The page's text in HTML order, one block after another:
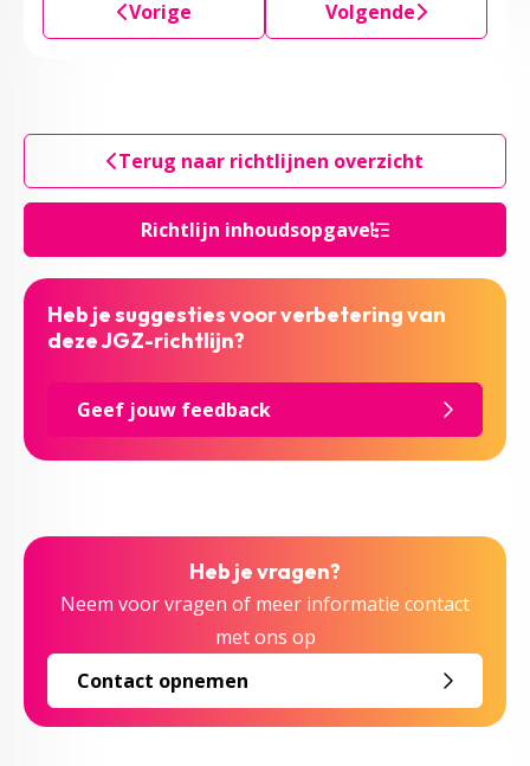
Richtlijn inhoudsopgave
Vorige Volgende
Terug naar richtlijnen overzicht
Heb je suggesties voor verbetering van
deze JGZ-richtlijn?
Geef jouw feedback
Heb je vragen?
Neem voor vragen of meer informatie contact
met ons op
Contact opnemen